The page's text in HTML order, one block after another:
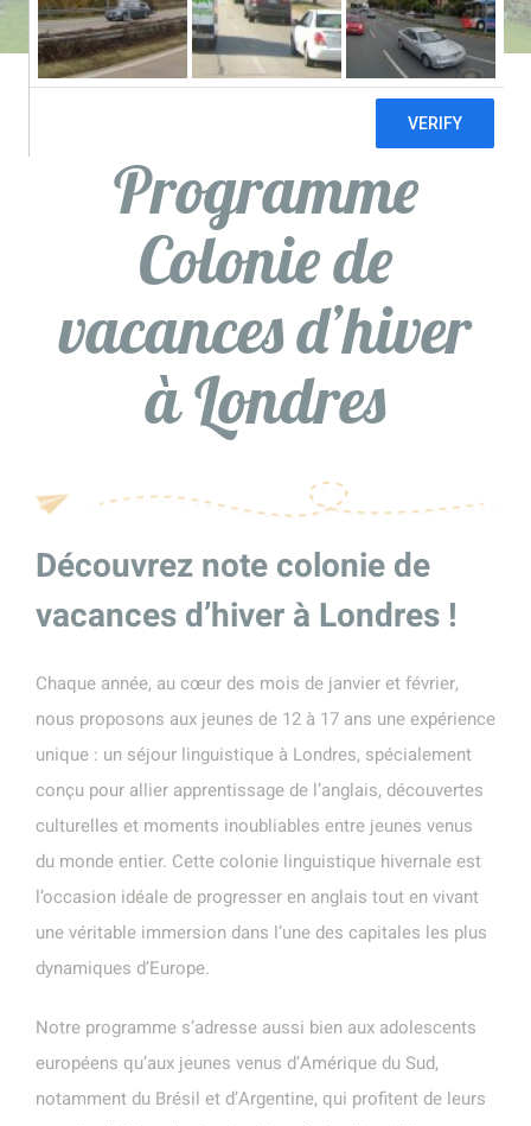
Programme
Colonie de
vacances d’hiver
à Londres
Découvrez note colonie de
vacances d’hiver à Londres !
Chaque année, au cœur des mois de janvier et février,
nous proposons aux jeunes de 12 à 17 ans une expérience
unique : un séjour linguistique à Londres, spécialement
conçu pour allier apprentissage de l’anglais, découvertes
culturelles et moments inoubliables entre jeunes venus
du monde entier. Cette colonie linguistique hivernale est
l’occasion idéale de progresser en anglais tout en vivant
une véritable immersion dans l’une des capitales les plus
dynamiques d’Europe.
Notre programme s’adresse aussi bien aux adolescents
européens qu’aux jeunes venus d’Amérique du Sud,
notamment du Brésil et d’Argentine, qui profitent de leurs